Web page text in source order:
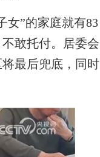
”的家庭就有83
敢托付。居委会
最后兜底，同时